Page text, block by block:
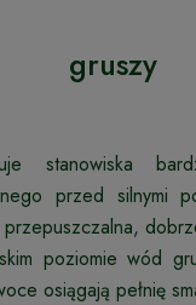
gruszy
stanowiska
przed silnymi
poziomie wód
osiągają pełnię